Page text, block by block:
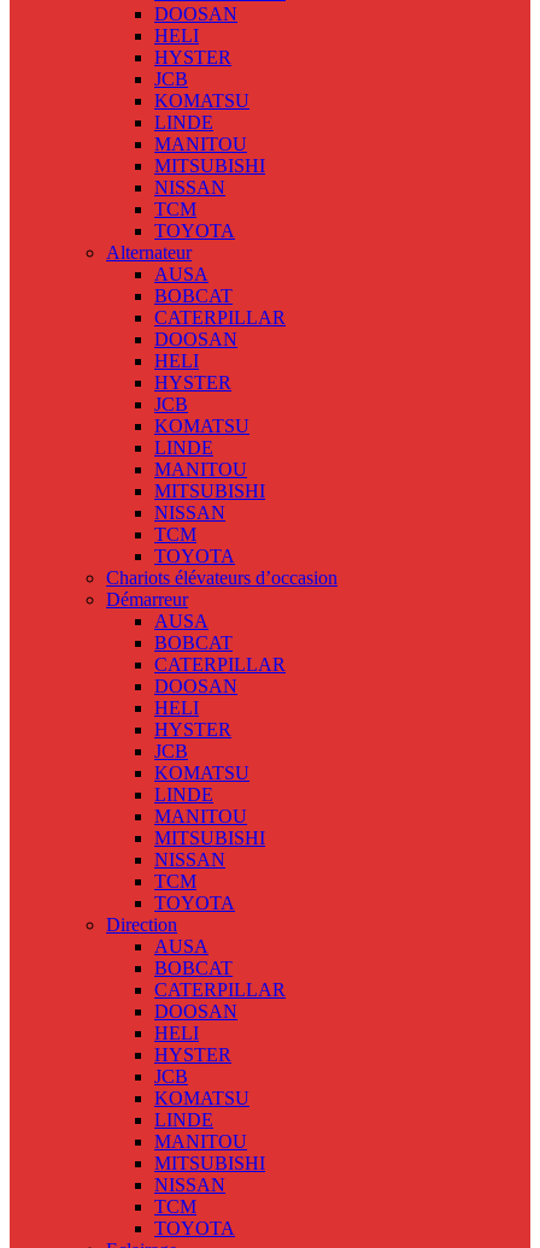
DOOSAN
HELI
HYSTER
JCB
KOMATSU
LINDE
MANITOU
MITSUBISHI
NISSAN
TCM
TOYOTA
Alternateur
AUSA
BOBCAT
CATERPILLAR
DOOSAN
HELI
HYSTER
JCB
KOMATSU
LINDE
MANITOU
MITSUBISHI
NISSAN
TCM
TOYOTA
Chariots élévateurs d’occasion
Démarreur
AUSA
BOBCAT
CATERPILLAR
DOOSAN
HELI
HYSTER
JCB
KOMATSU
LINDE
MANITOU
MITSUBISHI
NISSAN
TCM
TOYOTA
Direction
AUSA
BOBCAT
CATERPILLAR
DOOSAN
HELI
HYSTER
JCB
KOMATSU
LINDE
MANITOU
MITSUBISHI
NISSAN
TCM
TOYOTA